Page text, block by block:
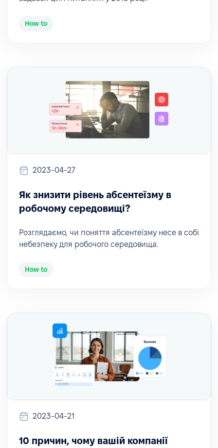
How to
2023-04-27
Як знизити рівень абсентеїзму в
робочому середовищі?
Розглядаємо, чи поняття абсентеїзму несе в собі
небезпеку для робочого середовища.
How to
2023-04-21
10 причин, чому вашій компанії